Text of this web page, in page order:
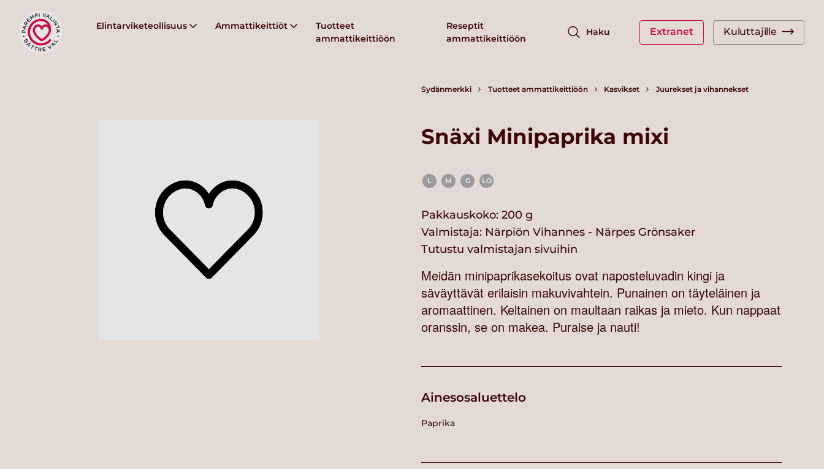
Elintarviketeollisuus Ammattikeittiöt
Tuotteet
ammattikeittiöön
Reseptit
ammattikeittiöön
Haku Extranet Kuluttajille
Sydänmerkki Tuotteet ammattikeittiöön Kasvikset Juurekset ja vihannekset
Snäxi Minipaprika mixi
L M G LO
Pakkauskoko: 200 g
Valmistaja: Närpiön Vihannes - Närpes Grönsaker
Tutustu valmistajan sivuihin
Meidän minipaprikasekoitus ovat naposteluvadin kingi ja
säväyttävät erilaisin makuvivahtein. Punainen on täyteläinen ja
aromaattinen. Keltainen on maultaan raikas ja mieto. Kun nappaat
oranssin, se on makea. Puraise ja nauti!
Ainesosaluettelo
Paprika